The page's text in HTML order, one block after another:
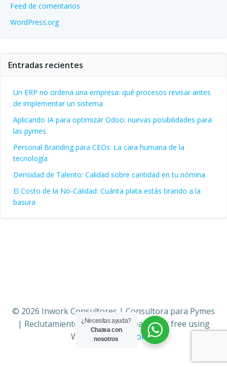
Feed de comentarios
WordPress.org
Entradas recientes
Un ERP no ordena una empresa: qué procesos revisar antes
de implementar un sistema
Aplicando IA para optimizar Odoo: nuevas posibilidades para
las pymes
Personal Branding para CEOs: La cara humana de la
tecnología
Densidad de Talento: Calidad sobre cantidad en tu nómina
El Costo de la No-Calidad: Cuánta plata estás tirando a la
basura
© 2026 Inwork Consultores | Consultora para Pymes
| Reclutamiento | Sistemas. Created for free using
WordPress and
Colibri
¿Necesitas ayuda?
Chatea con
nosotros